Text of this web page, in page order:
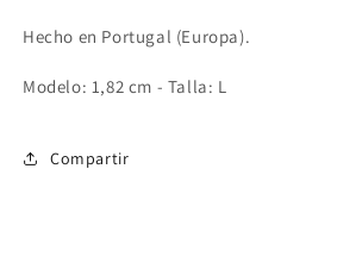
Hecho en Portugal (Europa).
Modelo: 1,82 cm - Talla: L
Compartir